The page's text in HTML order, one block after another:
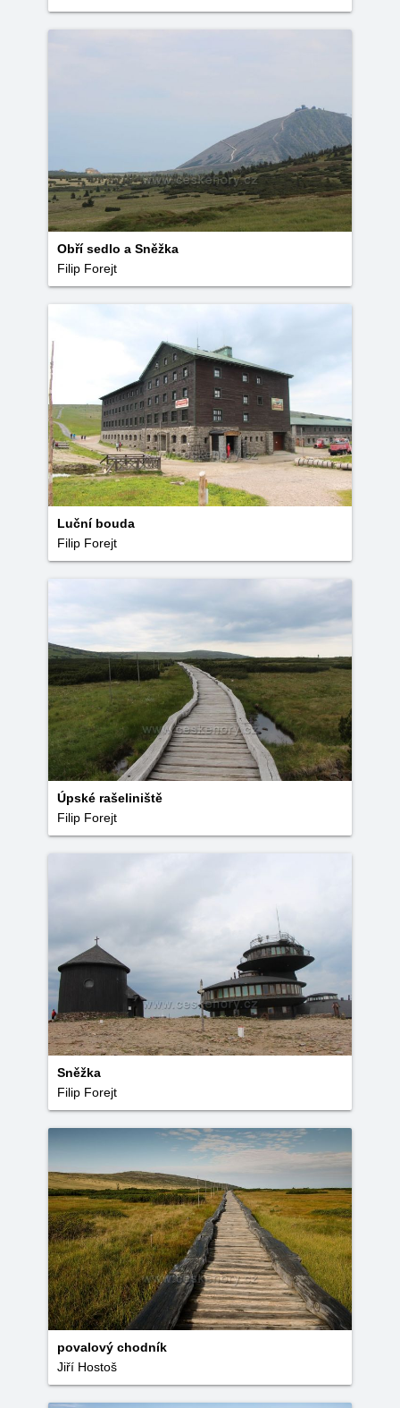
Obří sedlo a Sněžka
Filip Forejt
Luční bouda
Filip Forejt
Úpské rašeliniště
Filip Forejt
Sněžka
Filip Forejt
povalový chodník
Jiří Hostoš